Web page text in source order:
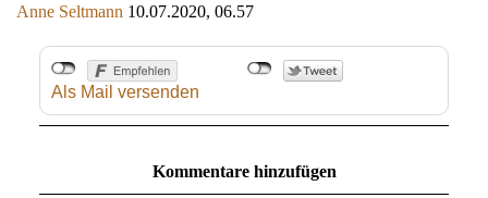
Anne Seltmann 10.07.2020, 06.57
Als Mail versenden
Kommentare hinzufügen